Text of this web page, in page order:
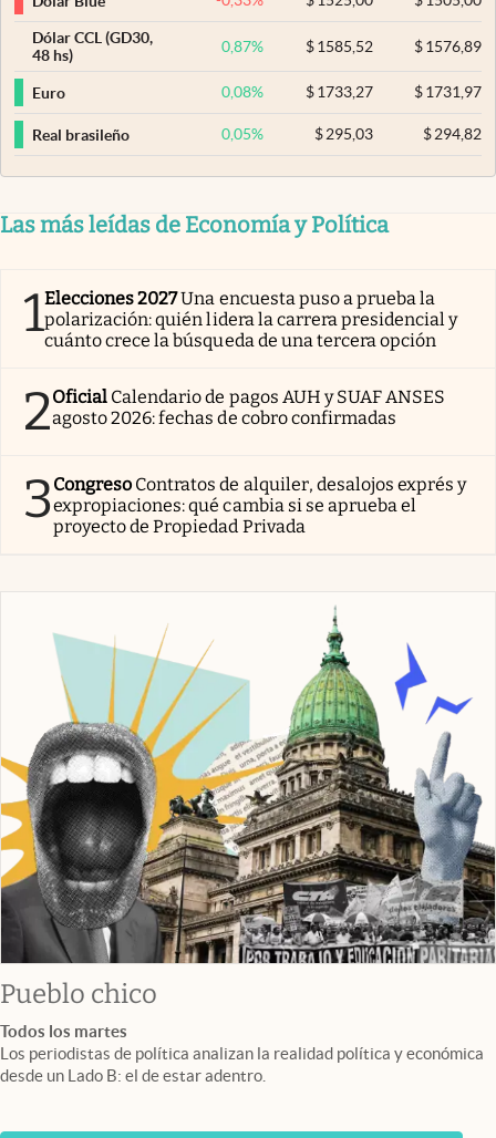
Dólar CCL (GD30,
48 hs)
0,87% $ 1585,52 $1576,89
Euro 0,08% $ 1733,27 $1731,97
Real brasileño 0,05% $ 295,03 $294,82
Las más leídas de Economía y Política
1Elecciones 2027Una encuesta puso a prueba la
polarización: quién lidera la carrera presidencial y
cuánto crece la búsqueda de una tercera opción
2Oficial Calendario de pagos AUH y SUAF ANSES
agosto 2026: fechas de cobro confirmadas
3Congreso Contratos de alquiler, desalojos exprés y
expropiaciones: qué cambia si se aprueba el
proyecto de Propiedad Privada
Pueblo chico
Todos los martes
Los periodistas de política analizan la realidad política y económica
desde un Lado B: el de estar adentro.